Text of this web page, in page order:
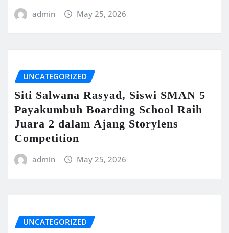
admin May 25, 2026
UNCATEGORIZED
Siti Salwana Rasyad, Siswi SMAN 5
Payakumbuh Boarding School Raih
Juara 2 dalam Ajang Storylens
Competition
admin May 25, 2026
UNCATEGORIZED